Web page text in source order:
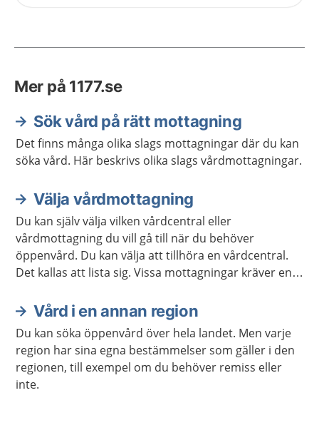
Mer på 1177.se
Sök vård på rätt mottagning
Det finns många olika slags mottagningar där du kan
söka vård. Här beskrivs olika slags vårdmottagningar.
Välja vårdmottagning
Du kan själv välja vilken vårdcentral eller
vårdmottagning du vill gå till när du behöver
öppenvård. Du kan välja att tillhöra en vårdcentral.
Det kallas att lista sig. Vissa mottagningar kräver en
att boka tid på en mottagning.
Vård i en annan region
Du kan söka öppenvård över hela landet. Men varje
region har sina egna bestämmelser som gäller i den
regionen, till exempel om du behöver remiss eller
inte.